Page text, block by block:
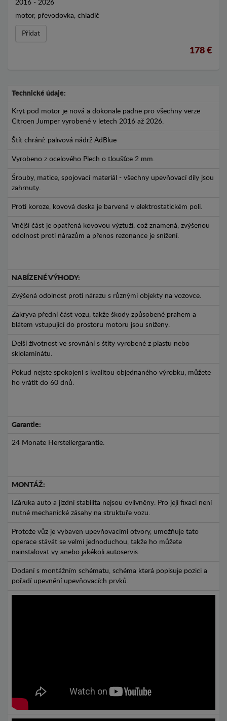
2016 - 2026
motor, převodovka, chladič
Přídat
178 €
Technické údaje:
Kryt pod motor je nová a dokonale padne pro všechny verze
Citroen Jumper vyrobené v letech 2016 až 2026.
Štít chrání: palivová nádrž AdBlue
Vyrobeno z ocelového Plech o tloušťce 2 mm.
Šrouby, matice, spojovací materiál - všechny upevňovací díly jsou
zahrnuty.
Proti koroze, kovová deska je barvená v elektrostatickém poli.
Vnější část je opatřená kovovou výztuží, což znamená, zvýšenou
odolnost proti nárazům a přenos rezonance je snížení.
NABÍZENÉ VÝHODY:
Zvýšená odolnost proti nárazu s různými objekty na vozovce.
Zakryva přední část vozu, takže škody způsobené prahem a
blátem vstupující do prostoru motoru jsou sníženy.
Delší životnost ve srovnání s štíty vyrobené z plastu nebo
sklolaminátu.
Pokud nejste spokojeni s kvalitou objednaného výrobku, můžete
ho vrátit do 60 dnů.
Garantie:
24 Monate Herstellergarantie.
MONTÁŽ:
IZáruka auto a jízdní stabilita nejsou ovlivněny. Pro její fixaci není
nutné mechanické zásahy na struktuře vozu.
Protože vůz je vybaven upevňovacími otvory, umožňuje tato
operace stávát se velmi jednoduchou, takže ho můžete
nainstalovat vy anebo jakékoli autoservis.
Dodaní s montážním schématu, schéma která popisuje pozici a
pořadí upevnění upevňovacích prvků.